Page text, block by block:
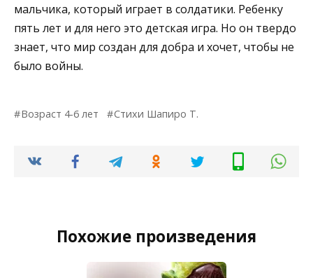
мальчика, который играет в солдатики. Ребенку
пять лет и для него это детская игра. Но он твердо
знает, что мир создан для добра и хочет, чтобы не
было войны.
Возраст 4-6 лет Стихи Шапиро Т.
Похожие произведения